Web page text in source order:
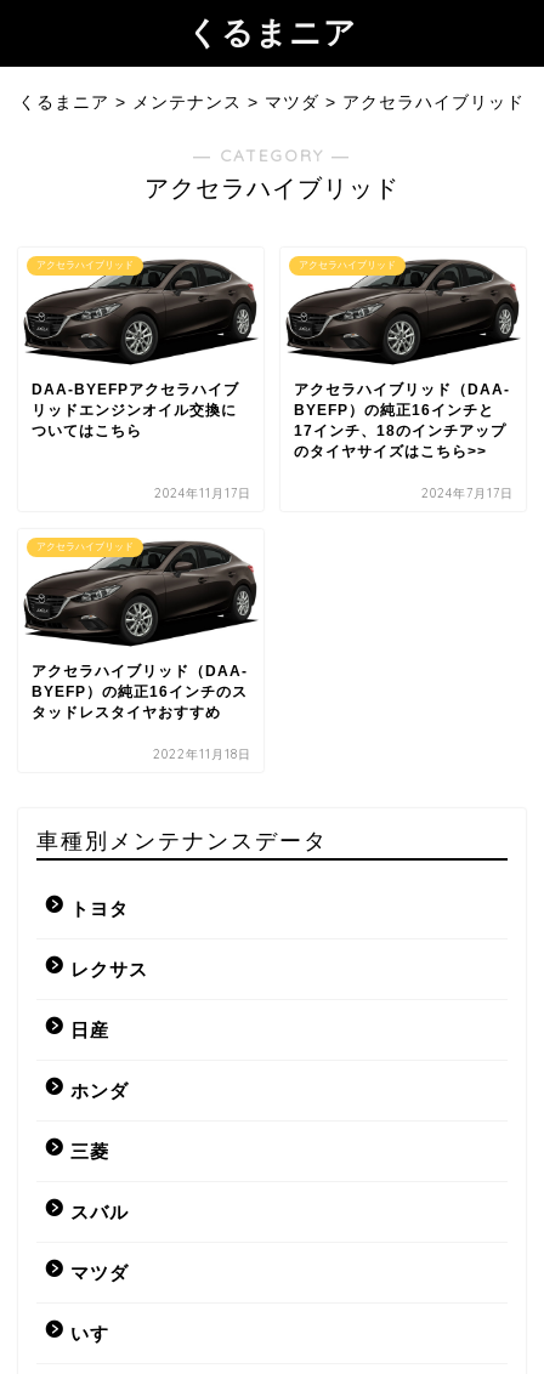
くるまニア
くるまニア > メンテナンス > マツダ > アクセラハイブリッド
― CATEGORY ―
アクセラハイブリッド
アクセラハイブリッド
DAA-BYEFPアクセラハイブ
リッドエンジンオイル交換に
ついてはこちら
2024年11月17日
アクセラハイブリッド
アクセラハイブリッド（DAA-
BYEFP）の純正16インチと
17インチ、18のインチアップ
のタイヤサイズはこちら>>
2024年7月17日
アクセラハイブリッド
アクセラハイブリッド（DAA-
BYEFP）の純正16インチのス
タッドレスタイヤおすすめ
2022年11月18日
車種別メンテナンスデータ
トヨタ
レクサス
日産
ホンダ
三菱
スバル
マツダ
いすゞ